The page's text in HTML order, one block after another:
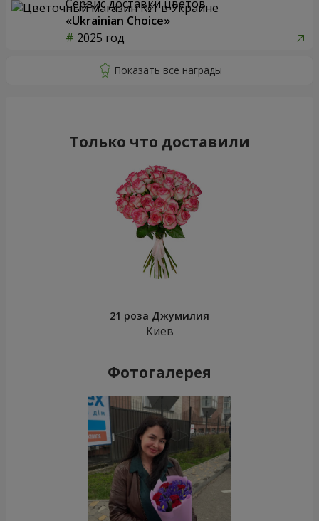
Сервис доставки цветов
«Ukrainian Choice»
2025 год
Только что доставили
21 роза Джумилия
Киев
Фотогалерея